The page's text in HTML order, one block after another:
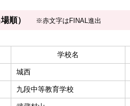
順） ※赤文字はFINAL進出
学校名
城西
九段中等教育学校